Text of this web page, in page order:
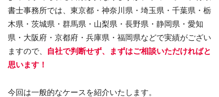
書士事務所では、東京都・神奈川県・埼玉県・千葉県・栃
木県・茨城県・群馬県・山梨県・長野県・静岡県・愛知
県・大阪府・京都府・兵庫県・福岡県などで実績がござい
ますので、
自社で判断せず、まずはご相談いただければと
思います！
今回は一般的なケースを紹介いたします。